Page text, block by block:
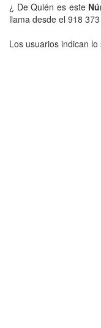
¿ De Quién es este
llama desde el 918
Los usuarios indican